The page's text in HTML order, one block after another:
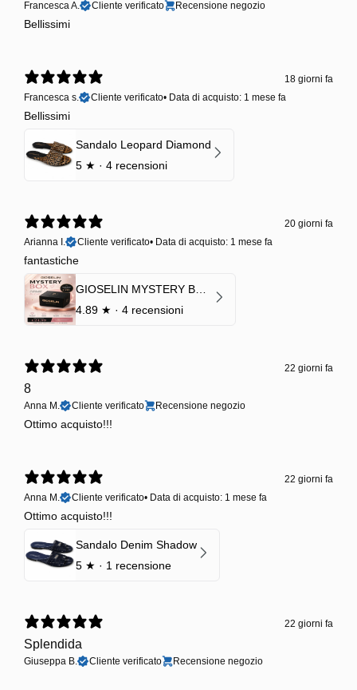
Francesca A. Cliente verificato Recensione negozio
Bellissimi
18 giorni fa
Francesca s.
Cliente verificato• Data di acquisto: 1 mese fa
Bellissimi
Sandalo Leopard Diamond
5 ★ · 4 recensioni
20 giorni fa
Arianna I.
Cliente verificato• Data di acquisto: 1 mese fa
fantastiche
4.89 ★ · 4 recensioni
22 giorni fa
8
Anna M. Cliente verificato Recensione negozio
Ottimo acquisto!!!
22 giorni fa
Anna M.
Cliente verificato• Data di acquisto: 1 mese fa
Ottimo acquisto!!!
Sandalo Denim Shadow
5 ★ · 1 recensione
22 giorni fa
Splendida
Giuseppa B. Cliente verificato Recensione negozio